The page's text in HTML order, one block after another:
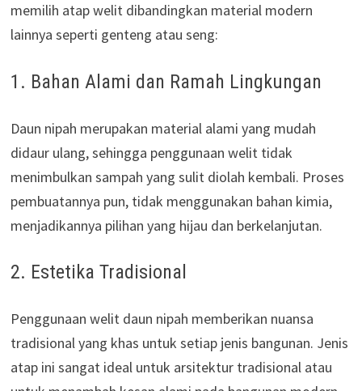
memilih atap welit dibandingkan material modern
lainnya seperti genteng atau seng:
1. Bahan Alami dan Ramah Lingkungan
Daun nipah merupakan material alami yang mudah
didaur ulang, sehingga penggunaan welit tidak
menimbulkan sampah yang sulit diolah kembali. Proses
pembuatannya pun, tidak menggunakan bahan kimia,
menjadikannya pilihan yang hijau dan berkelanjutan.
2. Estetika Tradisional
Penggunaan welit daun nipah memberikan nuansa
tradisional yang khas untuk setiap jenis bangunan. Jenis
atap ini sangat ideal untuk arsitektur tradisional atau